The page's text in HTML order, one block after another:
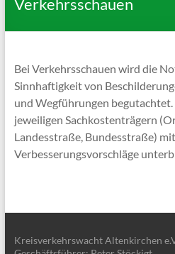
Bei Verkehrsschauen wird die
Sinnhaftigkeit von
und Wegführungen
jeweiligen Sachkostenträgern
Landesstraße, Bundesstraße)
Verbesserungsvorschläge
Kreisverkehrswacht Altenkirchen